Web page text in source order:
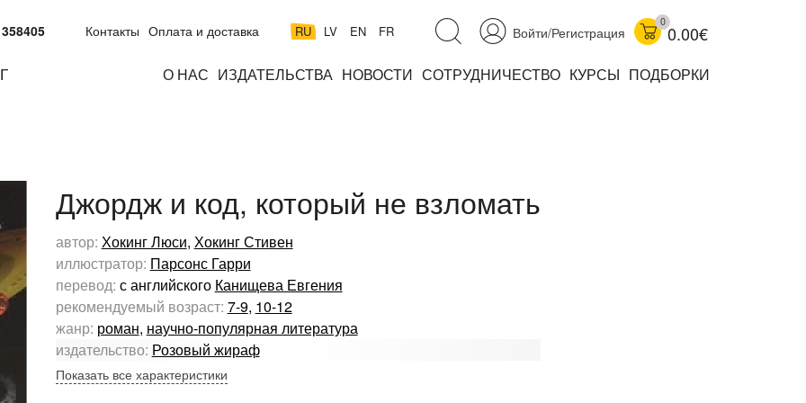
Войти/Регистрация
0
0.00€
RU LV EN FR
Контакты Оплата и доставка
О НАС ИЗДАТЕЛЬСТВА НОВОСТИ СОТРУДНИЧЕСТВО КУРСЫ ПОДБОРКИ
Джордж и код, который не взломать
автор: Хокинг Люси, Хокинг Стивен
иллюстратор: Парсонс Гарри
перевод: с английского Канищева Евгения
рекомендуемый возраст: 7-9, 10-12
жанр: роман, научно-популярная литература
издательство: Розовый жираф
Показать все характеристики